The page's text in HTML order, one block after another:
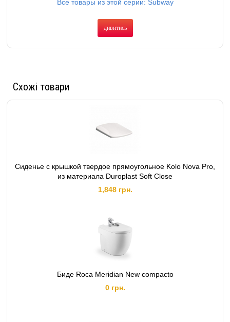
Все товары из этой серии: Subway
дивитись
Схожі товари
Сиденье с крышкой твердое прямоугольное Kolo Nova Pro,
из материала Duroplast Soft Close
1,848 грн.
Биде Roca Meridian New compacto
0 грн.